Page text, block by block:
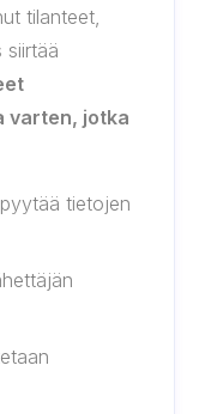
tilanteet,
siirtää
varten, jotka
tietojen